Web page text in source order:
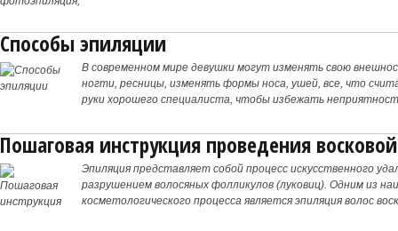
Способы эпиляции
В современном мире девушки могут изменять свою
ногти, ресницы, изменять формы носа, ушей, все, что
руки хорошего специалиста, чтобы избежать
Пошаговая инструкция проведения
Эпиляция представляет собой процесс искусственного
разрушением волосяных фолликулов (луковиц). Одним из
косметологического процесса является эпиляция волос